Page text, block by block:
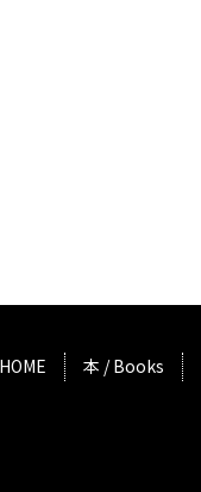
HOME 本 / Books